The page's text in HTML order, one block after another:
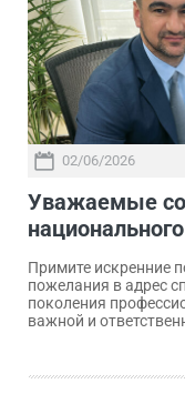
02/06/2026
Уважаемые
Примите искренние
пожелания в адрес
поколения
важной и